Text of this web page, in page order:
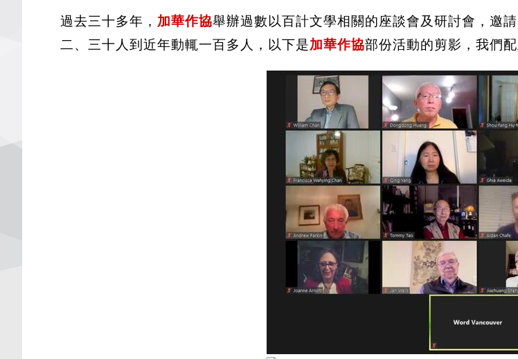
過去三十多年， 加華作協舉辦過數以百計文學相關的座談會及研討會，邀
二、三十人到近年動輒一百多人，以下是加華作協部份活動的剪影，我們